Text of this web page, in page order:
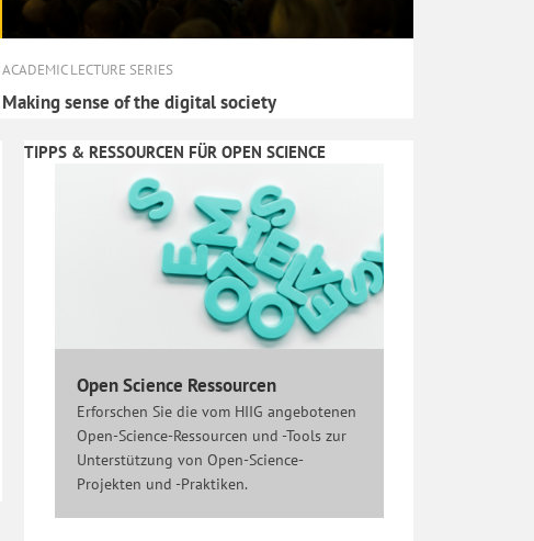
ACADEMIC LECTURE SERIES
Making sense of the digital society
TIPPS & RESSOURCEN FÜR OPEN SCIENCE
Open Science Ressourcen
Erforschen Sie die vom HIIG angebotenen
Open-Science-Ressourcen und -Tools zur
Unterstützung von Open-Science-
Projekten und -Praktiken.